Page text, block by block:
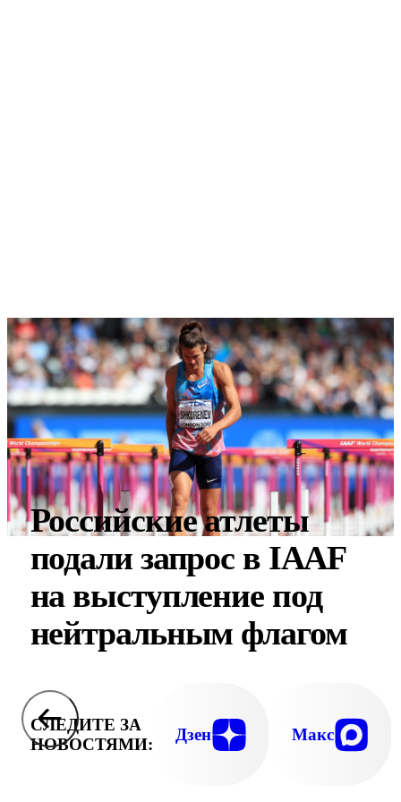
Российские атлеты
подали запрос в IAAF
на выступление под
нейтральным флагом
СЛЕДИТЕ ЗА
НОВОСТЯМИ:
Дзен Макс